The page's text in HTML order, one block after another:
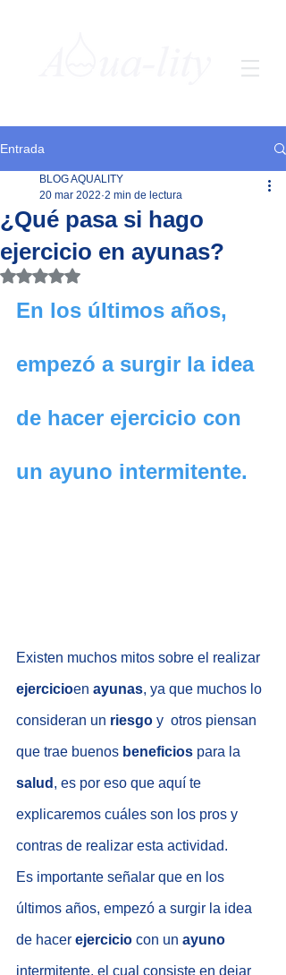
Entrada
¿Qué pasa si hago
ejercicio en ayunas?
BLOG AQUALITY
20 mar 2022 2 min de lectura
Obtuvo NaN de 5 estrellas.
En los últimos años,
empezó a surgir la idea
de hacer ejercicio con
un ayuno intermitente.
Existen muchos mitos sobre el realizar
ejercicioen ayunas, ya que muchos lo
consideran un riesgo y  otros piensan
que trae buenos beneficios para la
salud , es por eso que aquí te
explicaremos cuáles son los pros y
contras de realizar esta actividad.
Es importante señalar que en los
últimos años, empezó a surgir la idea
de hacer ejercicio con un ayuno
intermitente, el cual consiste en dejar